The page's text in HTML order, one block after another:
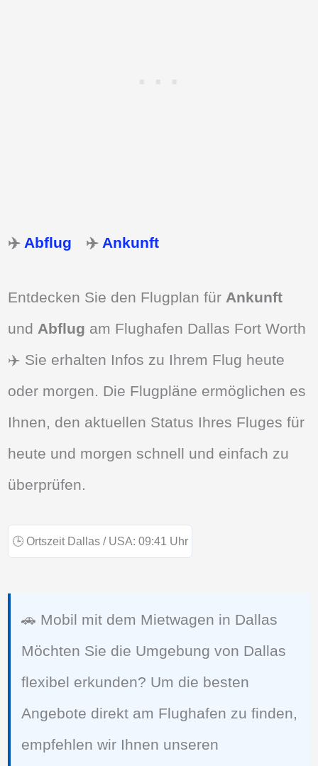
✈️ Abflug ✈️ Ankunft
Entdecken Sie den Flugplan für Ankunft
und Abflug am Flughafen Dallas Fort Worth
✈️ Sie erhalten Infos zu Ihrem Flug heute
oder morgen. Die Flugpläne ermöglichen es
Ihnen, den aktuellen Status Ihres Fluges für
heute und morgen schnell und einfach zu
überprüfen.
🕒 Ortszeit Dallas / USA: 09:41 Uhr
🚗 Mobil mit dem Mietwagen in Dallas
Möchten Sie die Umgebung von Dallas
flexibel erkunden? Um die besten
Angebote direkt am Flughafen zu finden,
empfehlen wir Ihnen unseren